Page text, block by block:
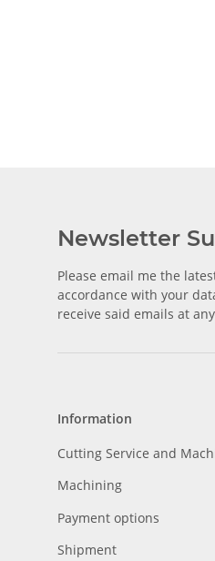
Newsletter
Please email me the
accordance with your
receive said emails at
Information
Cutting Service and
Machining
Payment options
Shipment